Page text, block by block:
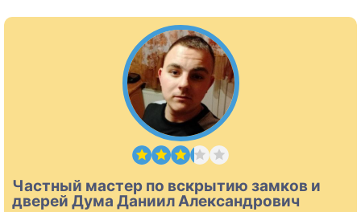
Частный мастер по вскрытию замков и
дверей Дума Даниил Александрович